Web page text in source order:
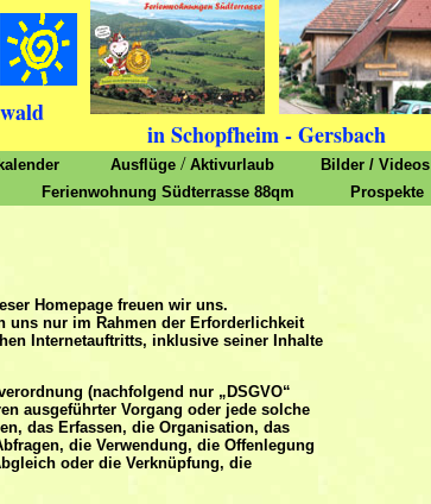
in Schopfheim - Gersbach
Ausflüge / Aktivurlaub Bilder/ Videos
Ferienwohnung Südterrasse 88qm Prospekte
Homepage freuen wir uns.
uns nur im Rahmen der Erforderlichkeit
Internetauftritts, inklusive seiner Inhalte
(nachfolgend nur „DSGVO“
ausgeführter Vorgang oder jede solche
das Erfassen, die Organisation, das
die Verwendung, die Offenlegung
oder die Verknüpfung, die